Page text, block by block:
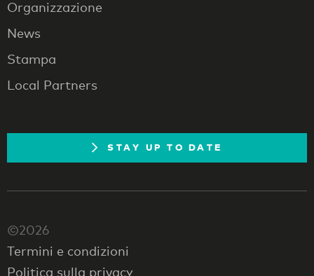
Organizzazione
News
Stampa
Local Partners
STAY UP TO DATE
©2026
Termini e condizioni
Politica sulla privacy